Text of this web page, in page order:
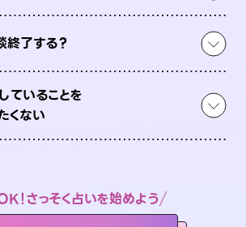
終了する？
ていることを
くない
！さっそく占いを始めよう